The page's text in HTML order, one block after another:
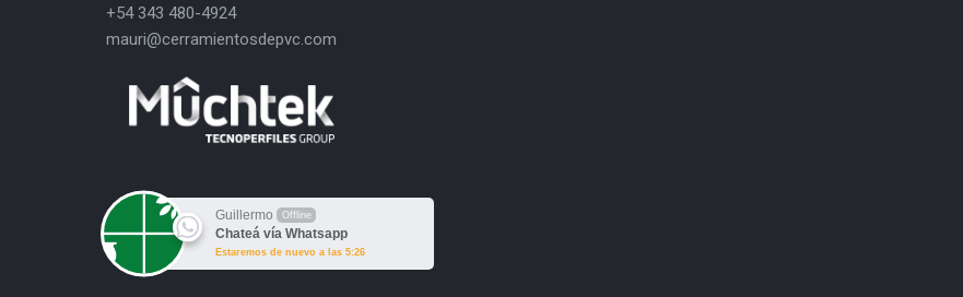
+54 343 480-4924
mauri@cerramientosdepvc.com
Guillermo Offline
Chateá vía Whatsapp
Estaremos de nuevo a las 5:26